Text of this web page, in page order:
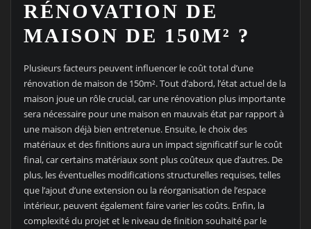
RÉNOVATION DE
MAISON DE 150M² ?
Plusieurs facteurs peuvent influencer le coût total d’une
rénovation de maison de 150m². Tout d’abord, l’état actuel de la
maison joue un rôle crucial, car une rénovation plus importante
sera nécessaire pour une maison en mauvais état par rapport à
une maison déjà bien entretenue. Ensuite, le choix des
matériaux et des finitions aura un impact significatif sur le coût
final, car certains matériaux sont plus coûteux que d’autres. De
plus, les éventuelles modifications structurelles requises, telles
que l’ajout d’une extension ou la réorganisation de l’espace
intérieur, peuvent également faire varier les coûts. Enfin, la
complexité du projet et le niveau de finition souhaité par le